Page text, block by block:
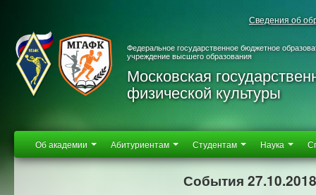
Сведения об
Федеральное государственное бюджетное
учреждение высшего образования
Московская
физической культуры
Об академии Абитуриентам Студентам Наука
События 27.10.2018